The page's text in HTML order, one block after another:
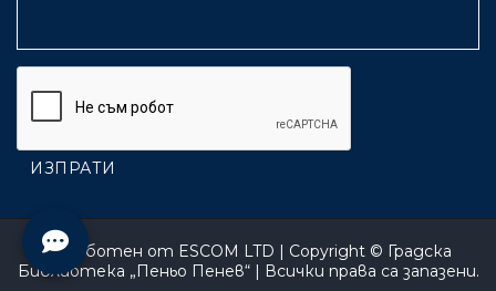
Изработен от ESCOM LTD | Copyright © Градска
Библиотека „Пеньо Пенев“| Всички права са запазени.